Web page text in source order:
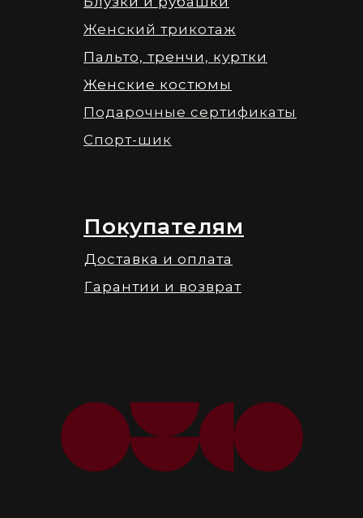
Доставка и оплата
Гарантии и возврат
Покупателям
Женский трикотаж
Пальто, тренчи, куртки
Женские костюмы
Подарочные сертификаты
Спорт-шик